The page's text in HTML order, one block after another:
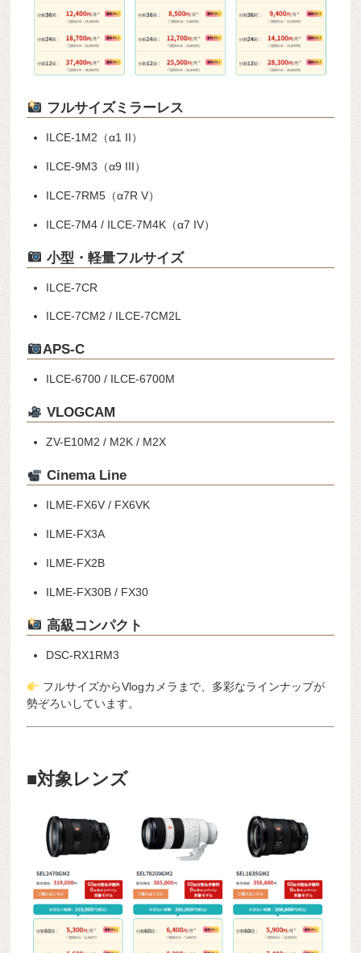
フルサイズミラーレス
ILCE-1M2（α1 II）
ILCE-9M3（α9 III）
ILCE-7RM5（α7R V）
ILCE-7M4 / ILCE-7M4K（α7 IV）
小型・軽量フルサイズ
ILCE-7CR
ILCE-7CM2 / ILCE-7CM2L
APS-C
ILCE-6700 / ILCE-6700M
VLOGCAM
ZV-E10M2 / M2K / M2X
Cinema Line
ILME-FX6V / FX6VK
ILME-FX3A
ILME-FX2B
ILME-FX30B / FX30
高級コンパクト
DSC-RX1RM3
フルサイズからVlogカメラまで、多彩なラインナップが
勢ぞろいしています。
■対象レンズ